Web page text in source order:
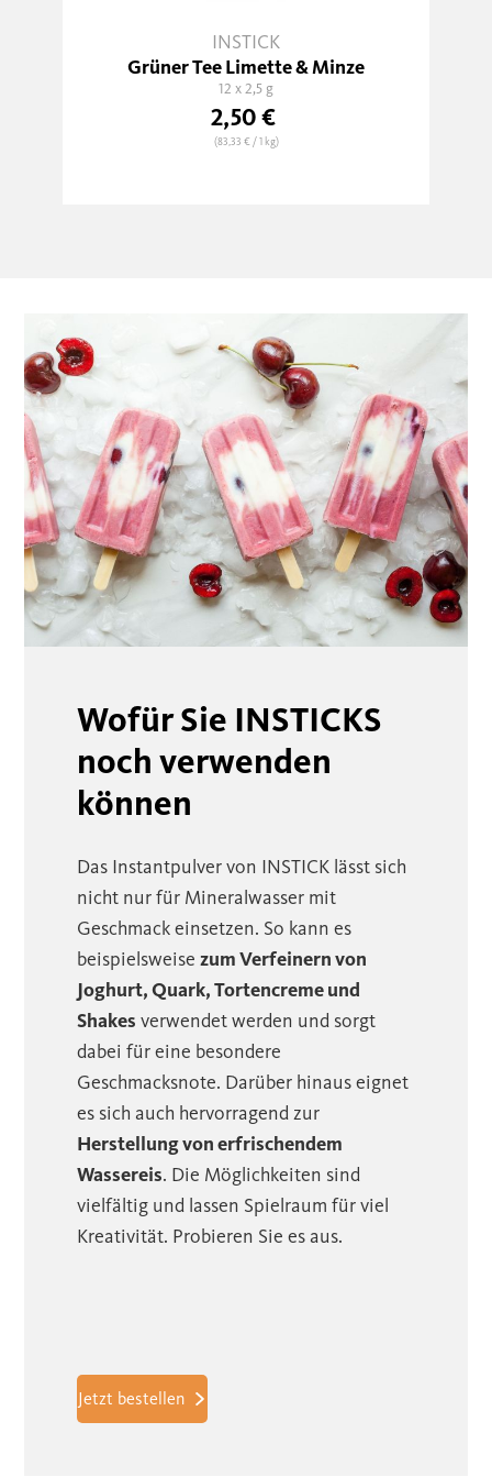
INSTICK
Grüner Tee Limette & Minze
12 x 2,5 g
2,50 €
(83,33 €/ 1 kg)
Wofür Sie INSTICKS
noch verwenden
können
Das Instantpulver von INSTICK lässt sich
nicht nur für Mineralwasser mit
Geschmack einsetzen. So kann es
beispielsweise zum Verfeinern von
Joghurt, Quark, Tortencreme und
Shakes verwendet werden und sorgt
dabei für eine besondere
Geschmacksnote. Darüber hinaus eignet
es sich auch hervorragend zur
Herstellung von erfrischendem
Wassereis. Die Möglichkeiten sind
vielfältig und lassen Spielraum für viel
Kreativität. Probieren Sie es aus.
Jetzt bestellen